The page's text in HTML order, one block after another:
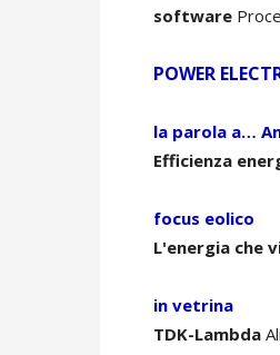
software
POWER
la parola a…
Efficienza
focus eolico
L'energia che
in vetrina
TDK-Lambda